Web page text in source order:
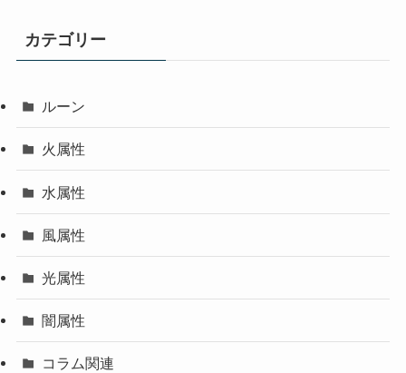
カテゴリー
ルーン
火属性
水属性
風属性
光属性
闇属性
コラム関連